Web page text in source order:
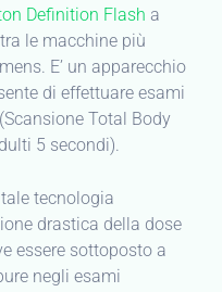
Definition Flash a
le macchine più
E’ un apparecchio
di effettuare esami
Total Body
5 secondi).
tecnologia
drastica della dose
essere sottoposto a
negli esami